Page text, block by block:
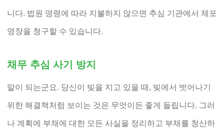
니다. 법원 명령에 따라 지불하지 않으면 추심 기관에서 체포
영장을 청구할 수 있습니다.
채무 추심 사기 방지
말이 되는군요. 당신이 빚을 지고 있을 때, 빚에서 벗어나기
위한 해결책처럼 보이는 것은 무엇이든 좋게 들립니다. 그러
나 계획에 부채에 대한 모든 사실을 정리하고 부채를 청산하